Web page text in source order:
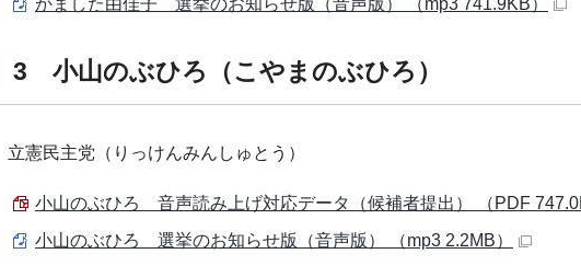
かました由佳子 選挙のお知らせ版（音声版） （mp3 741.9KB）
3 小山のぶひろ（こやまのぶひろ）
立憲民主党（りっけんみんしゅとう）
小山のぶひろ 音声読み上げ対応データ（候補者提出） （PDF
小山のぶひろ 選挙のお知らせ版（音声版） （mp3 2.2MB）